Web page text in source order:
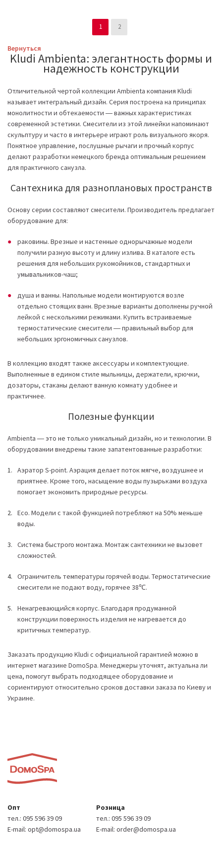
Kludi Ambienta: элегантность формы и
надежность конструкции
Отличительной чертой коллекции Ambienta компания Kludi
называет интегральный дизайн. Серия построена на принципах
монолитности и обтекаемости ― важных характеристиках
современной эстетики. Смесители из этой линейки напоминают
скульптуру и часто в интерьере играют роль визуального якоря.
Понятное управление, послушные рычаги и прочный корпус
делают разработки немецкого бренда оптимальным решением
для практичного санузла.
Сантехника для разноплановых пространств
Основу серии составляют смесители. Производитель предлагает
оборудование для:
раковины. Врезные и настенные однорычажные модели
получили разную высоту и длину излива. В каталоге есть
решения для небольших рукомойников, стандартных и
умывальников-чаш;
душа и ванны. Напольные модели монтируются возле
отдельно стоящих ванн. Врезные варианты дополнены ручной
лейкой с несколькими режимами. Купить встраиваемые
термостатические смесители ― правильный выбор для
небольших эргономичных санузлов.
В коллекцию входят также аксессуары и комплектующие.
Выполненные в едином стиле мыльницы, держатели, крючки,
дозаторы, стаканы делают ванную комнату удобнее и
практичнее.
Полезные функции
Ambienta ― это не только уникальный дизайн, но и технологии. В
оборудовании внедрены такие запатентованные разработки:
Аэратор S-point. Аэрация делает поток мягче, воздушнее и
приятнее. Кроме того, насыщение воды пузырьками воздуха
помогает экономить природные ресурсы.
Eco. Модели с такой функцией потребляют на 50% меньше
воды.
Система быстрого монтажа. Монтаж сантехники не вызовет
сложностей.
Ограничитель температуры горячей воды. Термостатические
смесители не подают воду, горячее 38℃.
Ненагревающийся корпус. Благодаря продуманной
конструкции поверхность изделия не нагревается до
критичных температур.
Заказать продукцию Kludi с официальной гарантией можно в
интернет магазине DomoSpa. Менеджеры уточнят, актуальна ли
цена, помогут выбрать подходящее оборудование и
сориентируют относительно сроков доставки заказа по Киеву и
Украине.
1 2
Вернуться
Опт
тел.: 095 596 39 09
E-mail: opt@domospa.ua
Розница
тел.: 095 596 39 09
E-mail: order@domospa.ua